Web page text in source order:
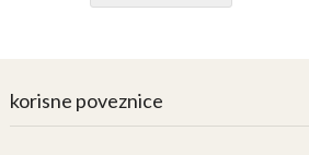
korisne poveznice